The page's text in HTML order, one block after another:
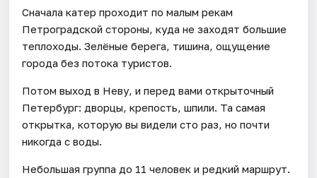
Сначала катер проходит по малым рекам
Петроградской стороны, куда не заходят большие
теплоходы. Зелёные берега, тишина, ощущение
города без потока туристов.
Потом выход в Неву, и перед вами открыточный
Петербург: дворцы, крепость, шпили. Та самая
открытка, которую вы видели сто раз, но почти
никогда с воды.
Небольшая группа до 11 человек и редкий маршрут.